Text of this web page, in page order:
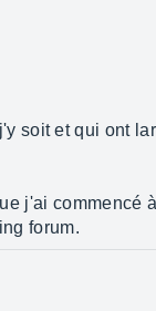
soit et qui ont
j'ai commencé
forum.